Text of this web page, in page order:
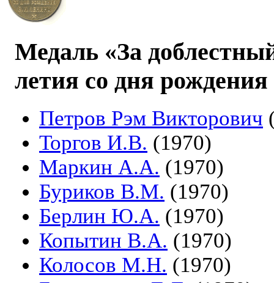
Медаль «За
летия со дня
Петров Рэм Викторович
Торгов И.В. (1970)
Маркин А.А. (1970)
Буриков В.М. (1970)
Берлин Ю.А. (1970)
Копытин В.А. (1970)
Колосов М.Н. (1970)